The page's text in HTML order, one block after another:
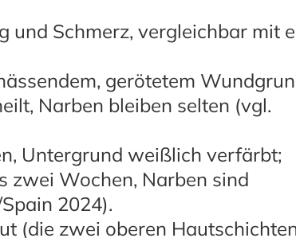
und Schmerz, vergleichbar mit
gerötetem
Narben bleiben selten (vgl.
Untergrund weißlich verfärbt;
zwei Wochen, Narben sind
2024).
(die zwei oberen